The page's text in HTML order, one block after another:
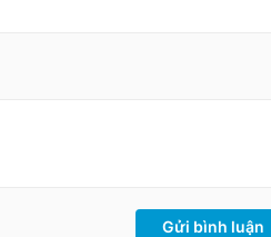
Gửi bình luận